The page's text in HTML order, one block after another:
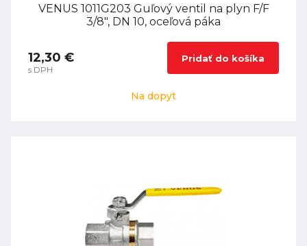
VENUS 1011G203 Guľový ventil na plyn F/F
3/8", DN 10, oceľová páka
12,30 €
s DPH
Pridať do košíka
Na dopyt